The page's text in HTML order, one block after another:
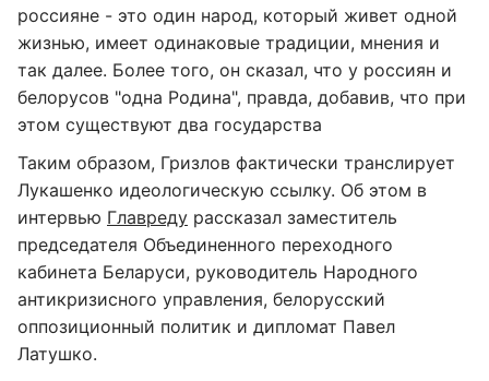
россияне - это один народ, который живет одной
жизнью, имеет одинаковые традиции, мнения и
так далее. Более того, он сказал, что у россиян и
белорусов "одна Родина", правда, добавив, что при
этом существуют два государства
Таким образом, Гризлов фактически транслирует
Лукашенко идеологическую ссылку. Об этом в
интервью Главреду рассказал заместитель
председателя Объединенного переходного
кабинета Беларуси, руководитель Народного
антикризисного управления, белорусский
оппозиционный политик и дипломат Павел
Латушко.